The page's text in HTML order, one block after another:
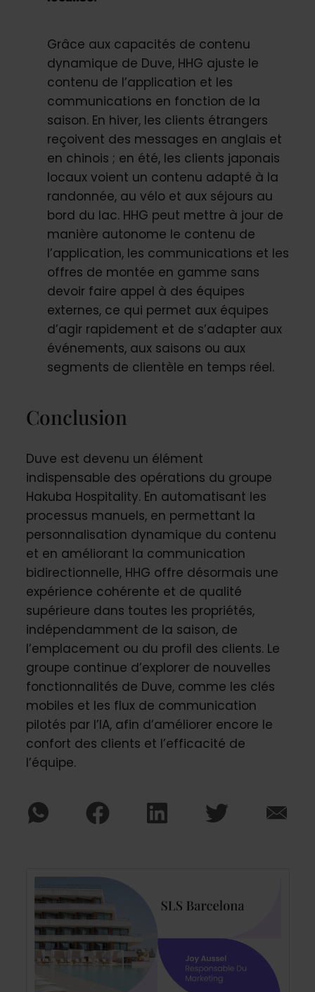
Grâce aux capacités de contenu
dynamique de Duve, HHG ajuste le
contenu de l’application et les
communications en fonction de la
saison. En hiver, les clients étrangers
reçoivent des messages en anglais et
en chinois ; en été, les clients japonais
locaux voient un contenu adapté à la
randonnée, au vélo et aux séjours au
bord du lac. HHG peut mettre à jour de
manière autonome le contenu de
l’application, les communications et les
offres de montée en gamme sans
devoir faire appel à des équipes
externes, ce qui permet aux équipes
d’agir rapidement et de s’adapter aux
événements, aux saisons ou aux
segments de clientèle en temps réel.
Conclusion
Duve est devenu un élément
indispensable des opérations du groupe
Hakuba Hospitality. En automatisant les
processus manuels, en permettant la
personnalisation dynamique du contenu
et en améliorant la communication
bidirectionnelle, HHG offre désormais une
expérience cohérente et de qualité
supérieure dans toutes les propriétés,
indépendamment de la saison, de
l’emplacement ou du profil des clients. Le
groupe continue d’explorer de nouvelles
fonctionnalités de Duve, comme les clés
mobiles et les flux de communication
pilotés par l’IA, afin d’améliorer encore le
confort des clients et l’efficacité de
l’équipe.